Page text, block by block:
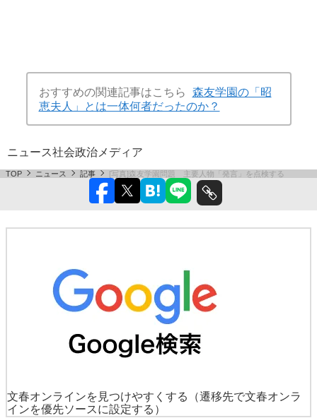
おすすめの関連記事はこちら
森友学園の「昭
恵夫人」とは一体何者だったのか？
ニュース社会政治メディア
TOP ニュース 記事 [写真]森友学園問題 主要人物「発言」を点検する
文春オンラインを見つけやすくする
（遷移先で文春オンラ
インを優先ソースに設定する）